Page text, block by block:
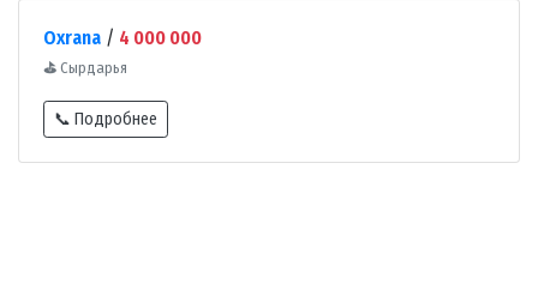
Oxrana / 4 000 000
⛳ Сырдарья
📞 Подробнее